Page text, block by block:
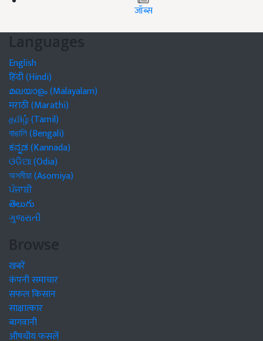
जॉब्स
Languages
English
हिंदी (Hindi)
മലയാളം (Malayalam)
मराठी (Marathi)
தமிழ் (Tamil)
বাঙালি (Bengali)
ಕನ್ನಡ (Kannada)
ଓଡିଆ (Odia)
অসমীয়া (Asomiya)
ਪੰਜਾਬੀ
తెలుగు
ગુજરાતી
Browse
खबरें
कंपनी समाचार
सफल किसान
साक्षात्कार
बागवानी
औषधीय फसलें